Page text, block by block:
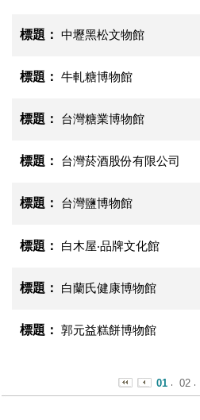
中壢黑松文物館
牛軋糖博物館
台灣糖業博物館
台灣菸酒股份有限公司
台灣鹽博物館
白木屋‧品牌文化館
白蘭氏健康博物館
郭元益糕餅博物館
01 02